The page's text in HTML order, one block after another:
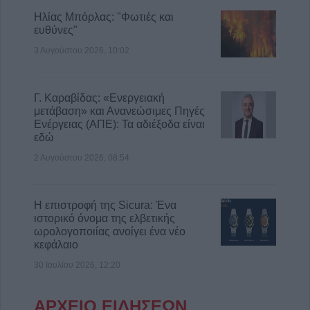
Ηλίας Μπόρλας: "Φωτιές και
ευθύνες"
3 Αυγούστου 2026, 10:02
Γ. Καραβίδας: «Ενεργειακή
μετάβαση» και Ανανεώσιμες Πηγές
Ενέργειας (ΑΠΕ): Τα αδιέξοδα είναι
εδώ
2 Αυγούστου 2026, 08:54
Η επιστροφή της Sicura: Ένα
ιστορικό όνομα της ελβετικής
ωρολογοποιίας ανοίγει ένα νέο
κεφάλαιο
30 Ιουλίου 2026, 12:20
ΑΡΧΕΙΟ ΕΙΔΗΣΕΩΝ